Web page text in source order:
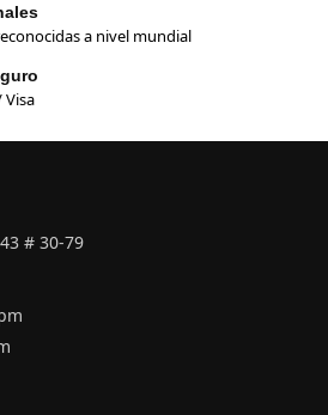
a nivel mundial
Visa
# 30-79